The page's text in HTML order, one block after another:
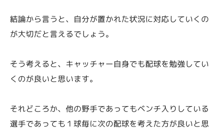
結論から言うと、自分が置かれた状況に対応していくの
が大切だと言えるでしょう。
そう考えると、キャッチャー自身でも配球を勉強してい
くのが良いと思います。
それどころか、他の野手であってもベンチ入りしている
選手であっても１球毎に次の配球を考えた方が良いと思